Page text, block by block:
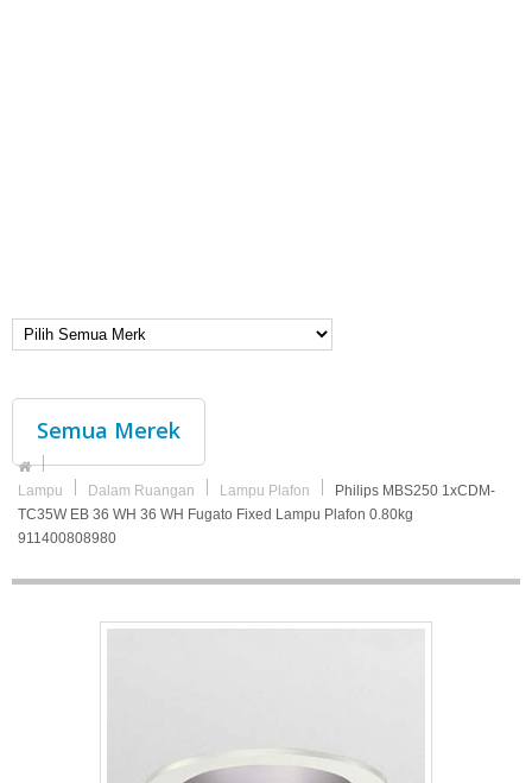
Semua Merek
Lampu Dalam Ruangan Lampu Plafon
Philips MBS250 1xCDM-
TC35W EB 36 WH 36 WH Fugato Fixed Lampu Plafon 0.80kg
911400808980